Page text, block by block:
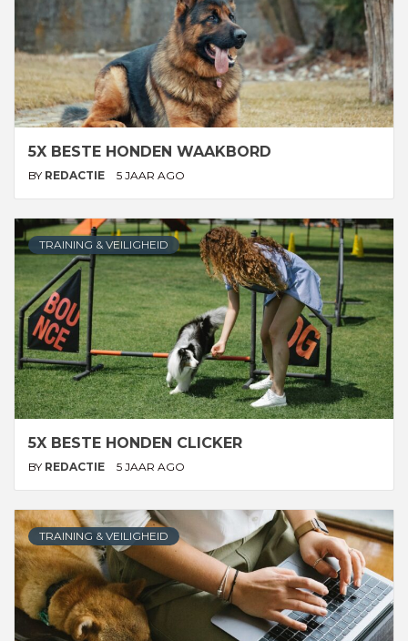
5X BESTE HONDEN WAAKBORD
BY REDACTIE 5 JAAR AGO
TRAINING & VEILIGHEID
5X BESTE HONDEN CLICKER
BY REDACTIE 5 JAAR AGO
TRAINING & VEILIGHEID